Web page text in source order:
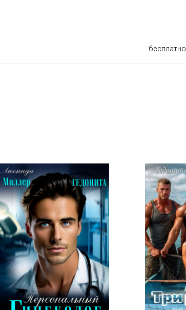
бесплатно